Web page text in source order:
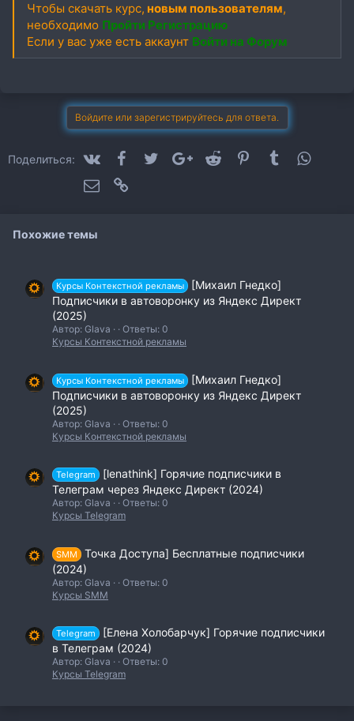
Чтобы скачать курс, новым пользователям,
необходимо Пройти Регистрацию
Если у вас уже есть аккаунт Войти на Форум
Войдите или зарегистрируйтесь для ответа.
Поделиться: VK FacebookTwitterGoogle+Reddit PinterestTumblr
Электронная почта
Похожие темы
Курсы Контекстной рекламы
[Михаил Гнедко]
Подписчики в автоворонку из Яндекс Директ
(2025)
Автор: Glava
Ответы: 0
Курсы Контекстной рекламы
Курсы Контекстной рекламы
[Михаил Гнедко]
Подписчики в автоворонку из Яндекс Директ
(2025)
Автор: Glava
Ответы: 0
Курсы Контекстной рекламы
Telegram
[lenathink] Горячие подписчики в
Телеграм через Яндекс Директ (2024)
Автор: Glava
Ответы: 0
Курсы Telegram
SMM
Точка Доступа] Бесплатные подписчики
(2024)
Автор: Glava
Ответы: 0
Курсы SMM
Telegram
[Елена Холобарчук] Горячие подписчики
в Телеграм (2024)
Автор: Glava
Ответы: 0
Курсы Telegram